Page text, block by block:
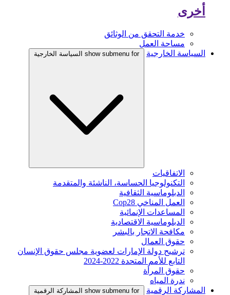
أخرى
خدمة التحقق من الوثائق
مساحة العمل
السياسة الخارجية
show submenu for السياسة الخارجية
الاتفاقيات
التكنولوجيا الحساسة، الناشئة والمتقدمة
الدبلوماسية الثقافية
العمل المناخي Cop28
المساعدات الإنمائية
الدبلوماسية الاقتصادية
مكافحة الاتجار بالبشر
حقوق العمال
ترشيح دولة الإمارات لعضوية مجلس حقوق الإنسان
التابع للأمم المتحدة 2022-2024
حقوق المرأة
ندرة المياه
المشاركة الرقمية
show submenu for المشاركة الرقمية